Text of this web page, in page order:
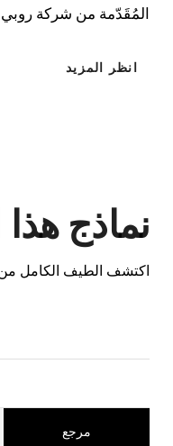
المُقَدّمة من شركة روبي
انظر المزيد
نماذج هذا
اكتشف الطيف الكامل من
مرجع